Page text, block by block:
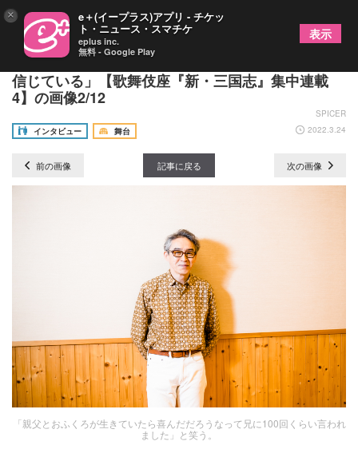
浅野和之インタビュー「僕は澤瀉屋のエネルギーを
信じている」【歌舞伎座『新・三国志』集中連載
4】の画像2/12
SPICER
インタビュー
舞台 2022.3.24
前の画像 記事に戻る 次の画像
「親父とおふくろが生きていたら喜んだだろうなって兄に100回くらい言われ
ました」と笑う。
× e＋(イープラス)アプリ - チケッ
ト・ニュース・スマチケ
eplus inc.
無料 - Google Play
表示